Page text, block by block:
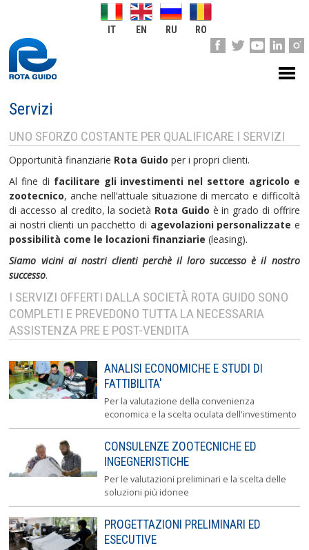
IT EN RU RO
Servizi
UNO SFORZO COSTANTE PER QUALIFICARE I SERVIZI
Opportunità finanziarie Rota Guido per i propri clienti.
Al fine di facilitare gli investimenti nel settore agricolo e
zootecnico, anche nell’attuale situazione di mercato e difficoltà
di accesso al credito, la società Rota Guido è in grado di offrire
ai nostri clienti un pacchetto di agevolazioni personalizzate e
possibilità come le locazioni finanziarie (leasing).
Siamo vicini ai nostri clienti perchè il loro successo è il nostro
successo.
I SERVIZI OFFERTI DALLA SOCIETÀ ROTA GUIDO SONO
COMPLETI E PREVEDONO TUTTA LA NECESSARIA
ASSISTENZA PRE E POST-VENDITA
ANALISI ECONOMICHE E STUDI DI
FATTIBILITA'
Per la valutazione della convenienza
economica e la scelta oculata dell'investimento
CONSULENZE ZOOTECNICHE ED
INGEGNERISTICHE
Per le valutazioni preliminari e la scelta delle
soluzioni più idonee
PROGETTAZIONI PRELIMINARI ED
ESECUTIVE